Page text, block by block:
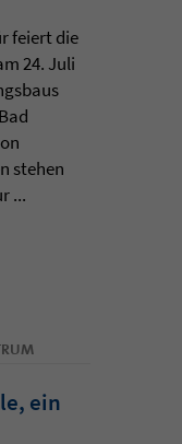
feiert die
24. Juli
stehen
...
ein